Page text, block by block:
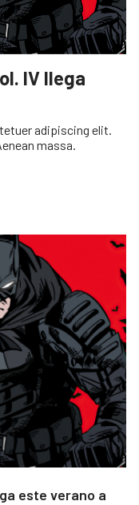
IV llega
adipiscing elit.
massa.
este verano a